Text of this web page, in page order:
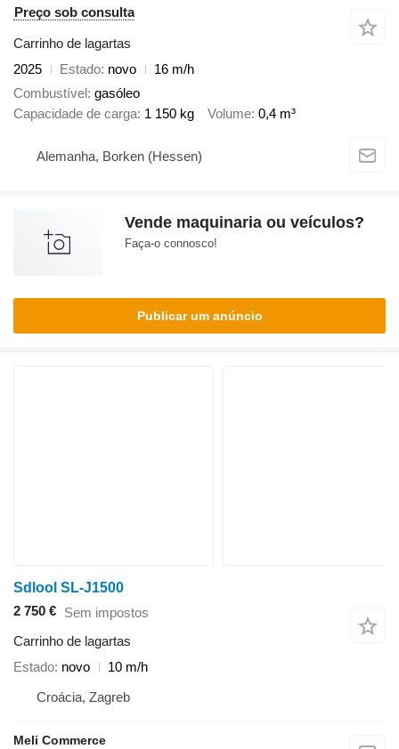
Preço sob consulta
Carrinho de lagartas
2025
Estado novo
16 m/h
Combustível gasóleo
Capacidade de carga 1 150 kg Volume 0,4 m³
Alemanha, Borken (Hessen)
Vende maquinaria ou veículos?
Faça-o connosco!
Publicar um anúncio
Sdlool SL-J1500
2 750 € Sem impostos
Carrinho de lagartas
Estado novo
10 m/h
Croácia, Zagreb
Meli Commerce